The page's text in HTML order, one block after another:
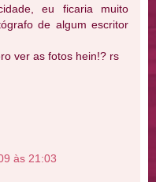
eu ficaria muito
de algum escritor
ver as fotos hein!? rs
às 21:03